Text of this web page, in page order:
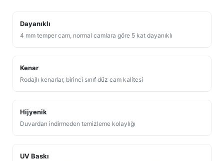
Dayanıklı
4 mm temper cam, normal camlara göre 5 kat dayanıklı
Kenar
Rodajlı kenarlar, birinci sınıf düz cam kalitesi
Hijyenik
Duvardan indirmeden temizleme kolaylığı
UV Baskı